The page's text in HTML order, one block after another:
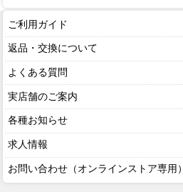
ご利用ガイド
返品・交換について
よくある質問
実店舗のご案内
各種お知らせ
求人情報
お問い合わせ（オンラインストア専用）